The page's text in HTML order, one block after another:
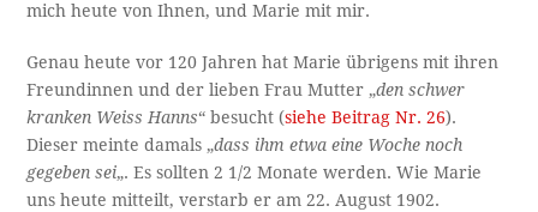
mich heute von Ihnen, und Marie mit mir.
Genau heute vor 120 Jahren hat Marie übrigens mit ihren
Freundinnen und der lieben Frau Mutter „den schwer
kranken Weiss Hanns“ besucht (siehe Beitrag Nr. 26).
Dieser meinte damals „dass ihm etwa eine Woche noch
gegeben sei„. Es sollten 2 1/2 Monate werden. Wie Marie
uns heute mitteilt, verstarb er am 22. August 1902.